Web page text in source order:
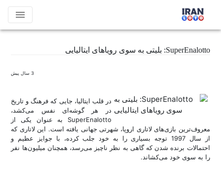
menu
SuperEnalotto: بلیتی به سوی رویاهای ایتالیایی
3 سال پیش
در قلب ایتالیا، جایی که فرهنگ و تاریخ
در هر گوشه‌ای نفس می‌کشد،
SuperEnalotto به عنوان یکی از
معروف‌ترین بازی‌های لاتاری اروپا، شهرتی جهانی یافته است. این لاتاری که
از سال 1997 توجه بسیاری را به خود جلب کرده، با جوایز عظیم و
احتمالات برنده شدن که گاهی به نظر ناچیز می‌رسد، همچنان میلیون‌ها نفر
را به سوی خود می‌کشاند.